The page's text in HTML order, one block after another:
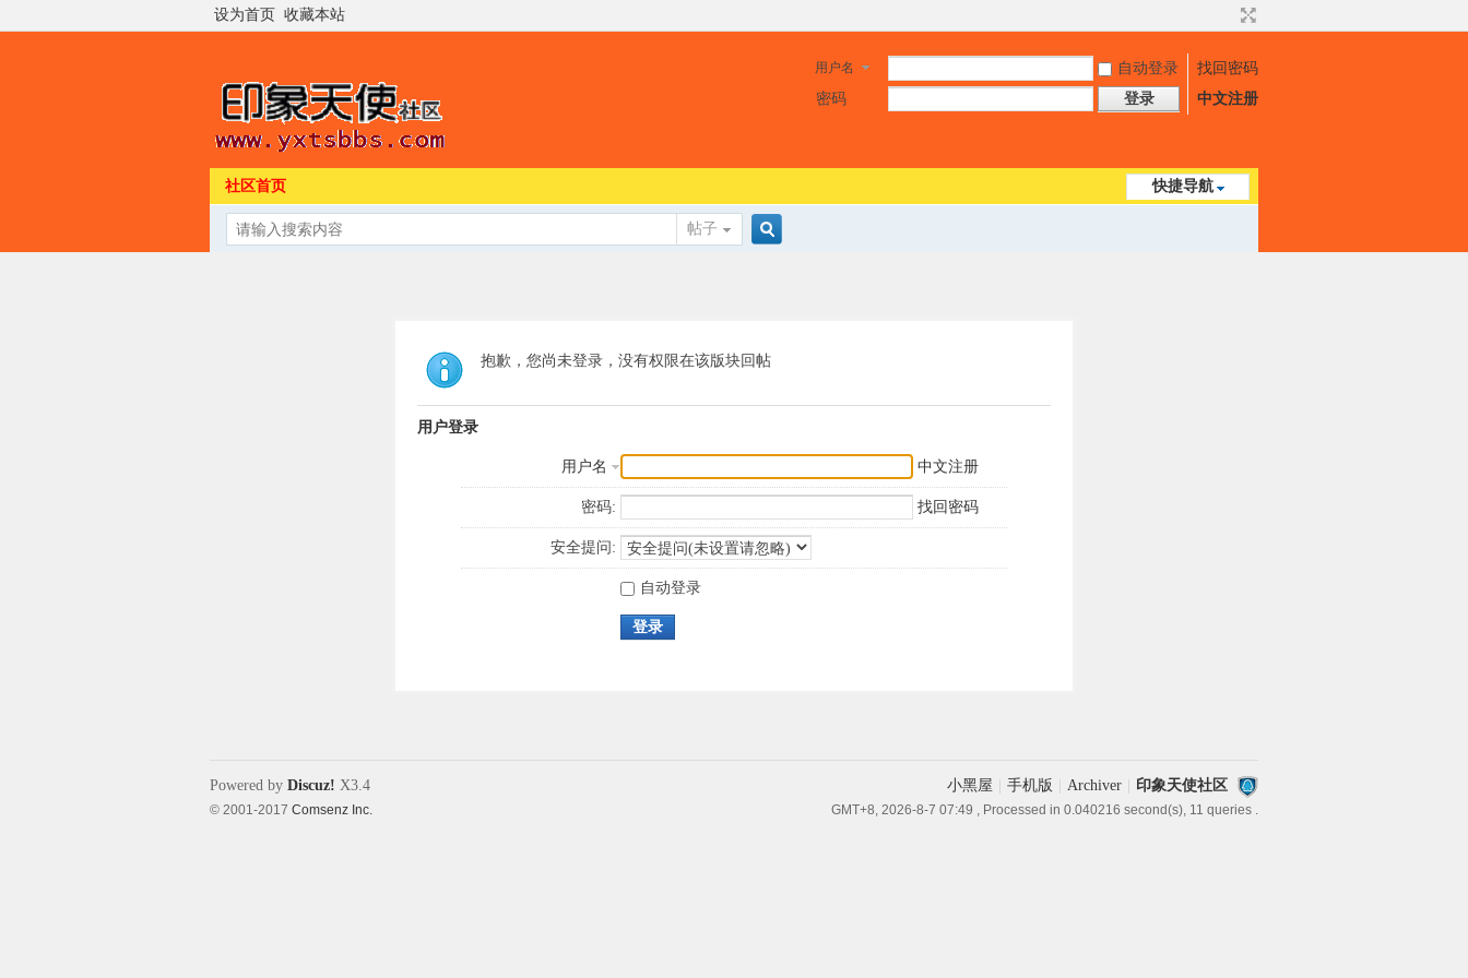
设为首页 收藏本站
用户名 自动登录
找回密码
密码
登录 中文注册
快捷导航
社区首页
帖子
索
抱歉，您尚未登录，没有权限在该版块回帖
用户登录
用户名 中文注册
密码: 找回密码
安全提问:
自动登录
登录
小黑屋 手机版 Archiver 印象天使社区
GMT+8, 2026-8-7 07:49 , Processed in 0.040216 second(s), 11 queries .
Powered by Discuz! X3.4
© 2001-2017 Comsenz Inc.